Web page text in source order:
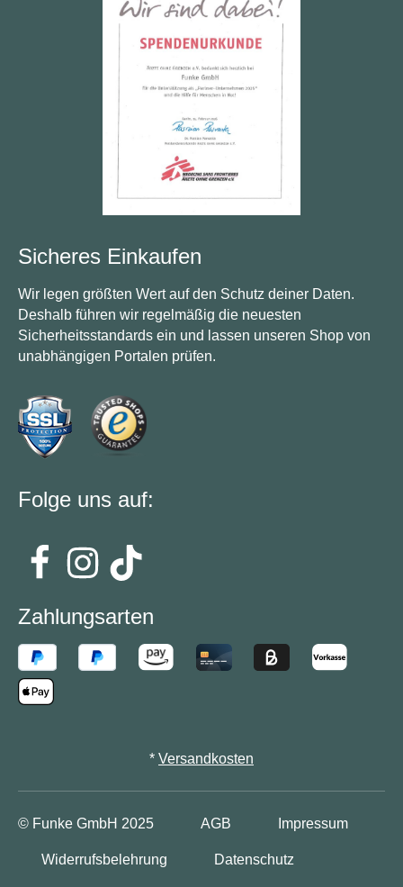
Sicheres Einkaufen
Wir legen größten Wert auf den Schutz deiner Daten.
Deshalb führen wir regelmäßig die neuesten
Sicherheitsstandards ein und lassen unseren Shop von
unabhängigen Portalen prüfen.
Folge uns auf:
Zahlungsarten
* Versandkosten
© Funke GmbH 2025 AGB Impressum
Widerrufsbelehrung Datenschutz